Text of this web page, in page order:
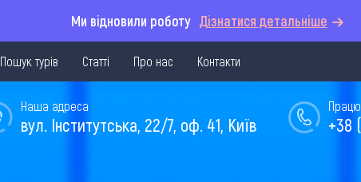
Ми відновили роботу Дізнатися детальніше
Пошук турів Статті Про нас Контакти
+38
Наша адреса
вул. Інститутська, 22/7, оф. 41, Київ